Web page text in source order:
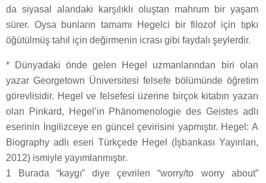
da siyasal alandaki karşılıklı oluştan mahrum bir yaşam
sürer. Oysa bunların tamamı Hegelci bir filozof için tıpkı
öğütülmüş tahıl için değirmenin icrası gibi faydalı şeylerdir.
* Dünyadaki önde gelen Hegel uzmanlarından biri olan
yazar Georgetown Üniversitesi felsefe bölümünde öğretim
görevlisidir. Hegel ve felsefesi üzerine birçok kitabın yazarı
olan Pinkard, Hegel’in Phänomenologie des Geistes adlı
eserinin İngilizceye en güncel çevirisini yapmıştır. Hegel: A
Biography adlı eseri Türkçede Hegel (İşbankası Yayınları,
2012) ismiyle yayımlanmıştır.
1 Burada “kaygı” diye çevrilen “worry/to worry about”